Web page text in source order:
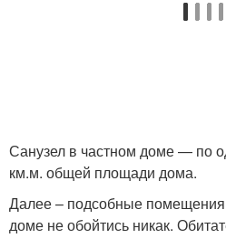
Санузел в частном доме — по
км.м. общей площади дома.
Далее – подсобные
доме не обойтись никак.